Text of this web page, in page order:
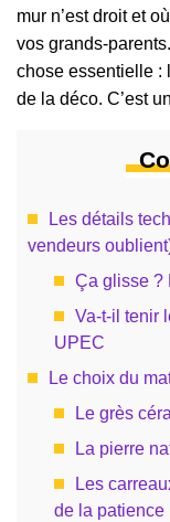
mur n’est droit et
vos grands-
chose essentielle :
de la déco. C’est
Les détails
vendeurs
Ça glisse ?
Va-t-il tenir
UPEC
Le choix du
Le grès
La pierre
Les
de la patience